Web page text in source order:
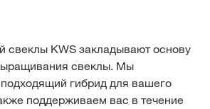
свеклы KWS закладывают основу
свеклы. Мы
гибрид для вашего
поддерживаем вас в течение